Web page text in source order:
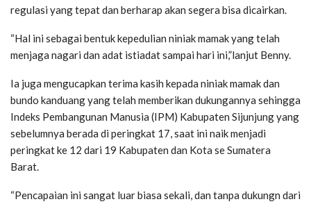
regulasi yang tepat dan berharap akan segera bisa dicairkan.
“Hal ini sebagai bentuk kepedulian niniak mamak yang telah
menjaga nagari dan adat istiadat sampai hari ini,”lanjut Benny.
Ia juga mengucapkan terima kasih kepada niniak mamak dan
bundo kanduang yang telah memberikan dukungannya sehingga
Indeks Pembangunan Manusia (IPM) Kabupaten Sijunjung yang
sebelumnya berada di peringkat 17, saat ini naik menjadi
peringkat ke 12 dari 19 Kabupaten dan Kota se Sumatera
Barat.
“Pencapaian ini sangat luar biasa sekali, dan tanpa dukungn dari